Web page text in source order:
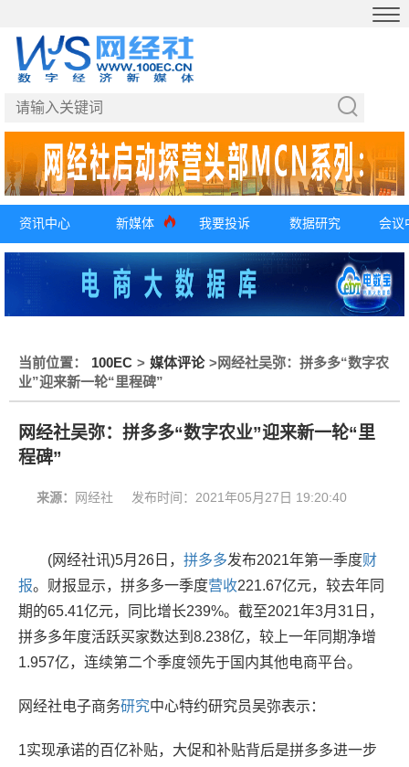
资讯中心 新媒体 我要投诉 数据研究 会议
当前位置： 100EC > 媒体评论 >网经社吴弥：拼多多“数字农
业”迎来新一轮“里程碑”
网经社吴弥：拼多多“数字农业”迎来新一轮“里
程碑”
来源： 网经社 发布时间： 2021年05月27日 19:20:40
(网经社讯)5月26日， 拼多多发布2021年第一季度财
报。财报显示，拼多多一季度营收221.67亿元，较去年同
期的65.41亿元，同比增长239%。截至2021年3月31日，
拼多多年度活跃买家数达到8.238亿，较上一年同期净增
1.957亿，连续第二个季度领先于国内其他电商平台。
网经社电子商务研究中心特约研究员吴弥表示：
1实现承诺的百亿补贴，大促和补贴背后是拼多多进一步